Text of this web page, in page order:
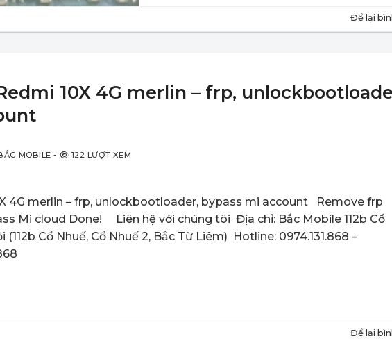
Để lại
10X 4G merlin – frp,
MOBILE - 122 LƯỢT XEM
4G merlin – frp, unlockbootloader, bypass mi account Remove frp
Mi cloud Done! Liên hệ với chúng tôi Địa chỉ: Bắc Mobile 112b Cổ
(112b Cổ Nhuế, Cổ Nhuế 2, Bắc Từ Liêm) Hotline: 0974.131.868 –
Để lại